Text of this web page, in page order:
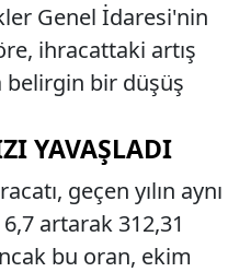
Genel İdaresi'nin
ihracattaki artış
belirgin bir düşüş
YAVAŞLADI
geçen yılın aynı
artarak 312,31
bu oran, ekim